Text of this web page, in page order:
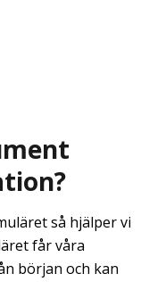
så hjälper vi
får våra
början och kan